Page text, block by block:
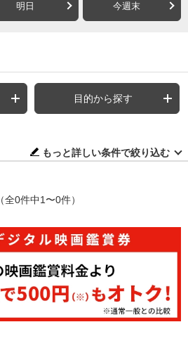
明日 今週末
目的から探す
もっと詳しい条件で絞り込む
（全0件中1〜0件）